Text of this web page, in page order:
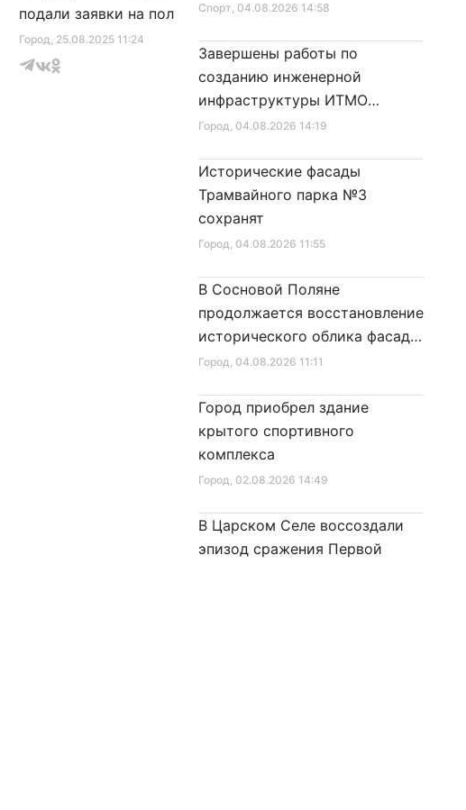
Город, 25.08.2025 11:24
подали заявки на получение
сертификата для посещения
музеев
Город, 10.01.2026 16:46
в Закон Санкт‑Петербурга
«Социальный кодекс
Санкт‑Петербурга»
Спорт, 04.08.2026 14:58
Город, 04.08.2026 14:19
Завершены работы по
созданию инженерной
инфраструктуры ИТМО
Хайпарк
Город, 04.08.2026 11:55
Исторические фасады
Трамвайного парка №3
сохранят
Город, 04.08.2026 11:11
В Сосновой Поляне
продолжается восстановление
исторического облика фасада
дома № 21
Город, 02.08.2026 14:49
Город приобрел здание
крытого спортивного
комплекса
В Царском Селе воссоздали
эпизод сражения Первой